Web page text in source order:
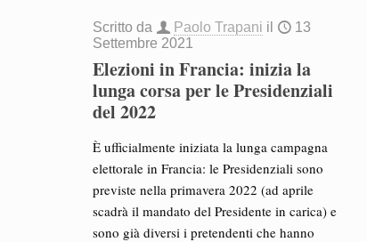
Scritto da Paolo Trapani il
13
Settembre 2021
Elezioni in Francia: inizia la
lunga corsa per le Presidenziali
del 2022
È ufficialmente iniziata la lunga campagna
elettorale in Francia: le Presidenziali sono
previste nella primavera 2022 (ad aprile
scadrà il mandato del Presidente in carica) e
sono già diversi i pretendenti che hanno